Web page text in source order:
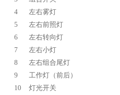
4
左右雾灯
5
左右前照灯
6
左右转向灯
7
左右小灯
8
左右组合尾灯
9
工作灯（前后）
10
灯光开关